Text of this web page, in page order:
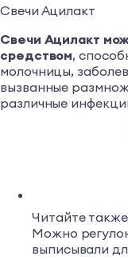
Свечи Ацилакт
Свечи Ацилакт
средством,
молочницы,
вызванные
различные
Читайте
Можно
выписывали